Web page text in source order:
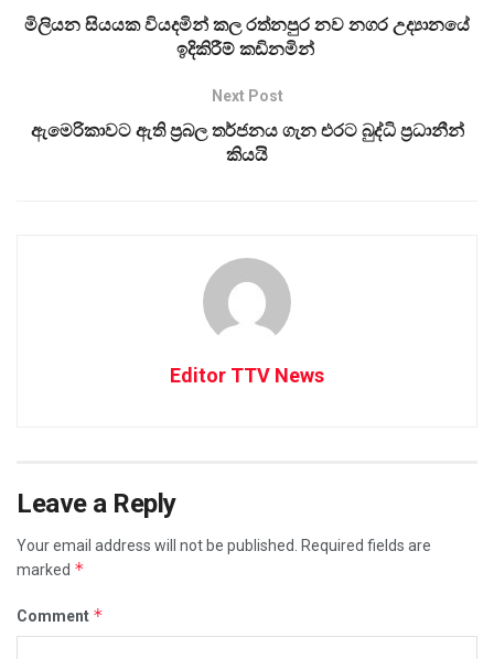
මිලියන සියයක වියදමින් කල රත්නපුර නව නගර උද්‍යානයේ
ඉදිකිරීම් කඩිනමින්
Next Post
ඇමෙරිකාවට ඇති ප්‍රබල තර්ජනය ගැන එරට බුද්ධි ප්‍රධානීන්
කියයි
Editor TTV News
Leave a Reply
Your email address will not be published.
Required fields are
marked *
Comment *